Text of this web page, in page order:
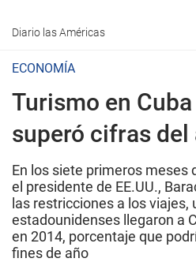
Diario las Américas
ECONOMÍA
Turismo en
superó cifras del
En los siete primeros meses
el presidente de EE.UU.,
las restricciones a los viajes,
estadounidenses llegaron a
en 2014, porcentaje que
fines de año